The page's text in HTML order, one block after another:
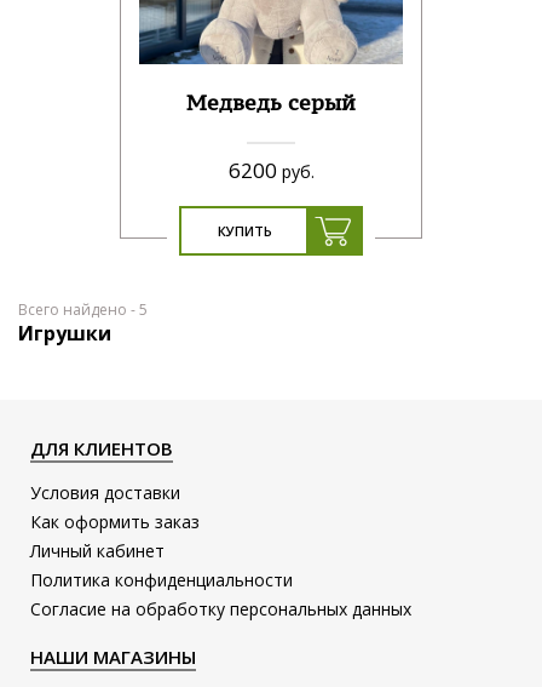
Медведь серый
6200 руб.
КУПИТЬ
Всего найдено -5
Игрушки
ДЛЯ КЛИЕНТОВ
Условия доставки
Как оформить заказ
Личный кабинет
Политика конфиденциальности
Согласие на обработку персональных данных
НАШИ МАГАЗИНЫ